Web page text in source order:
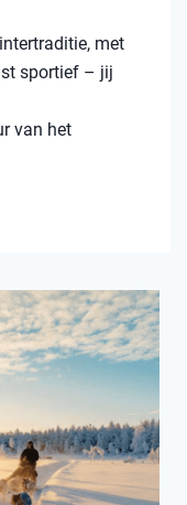
met
sportief – jij
van het